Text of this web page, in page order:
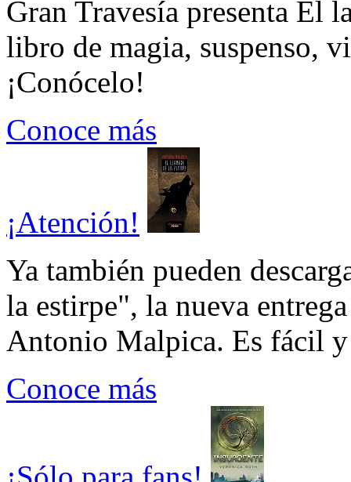
Gran Travesía presenta El
libro de magia, suspenso,
¡Conócelo!
Conoce más
¡Atención!
Ya también pueden
la estirpe", la nueva
Antonio Malpica. Es fácil
Conoce más